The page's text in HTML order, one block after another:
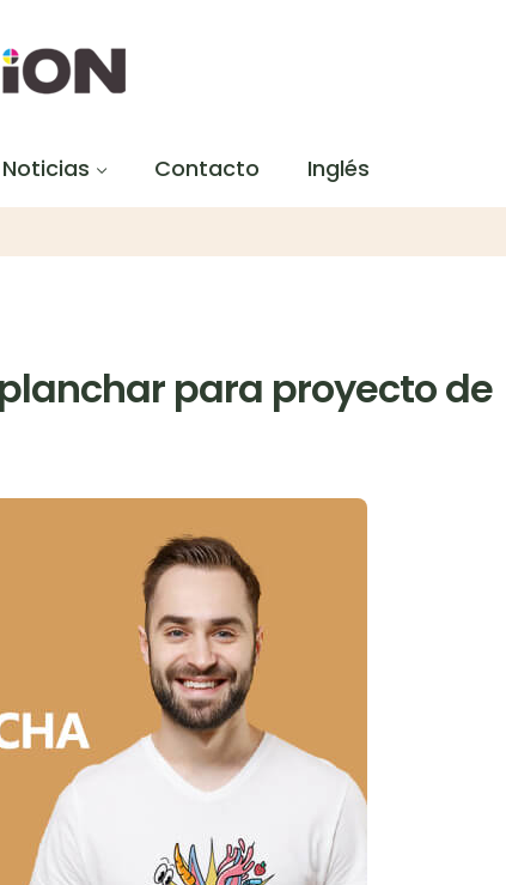
Noticias Contacto Inglés
para proyecto de